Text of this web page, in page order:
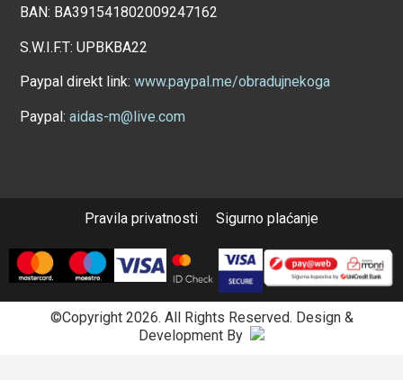
BAN: BA391541802009247162
S.W.I.F.T: UPBKBA22
Paypal direkt link:www.paypal.me/obradujnekoga
Paypal:aidas-m@live.com
Pravila privatnosti Sigurno plaćanje
©Copyright 2026. All Rights Reserved. Design &
Development By